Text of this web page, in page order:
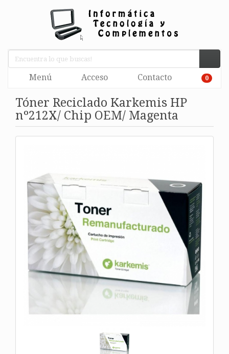
Menú Acceso Contacto 0
Tóner Reciclado Karkemis HP
nº212X/ Chip OEM/ Magenta